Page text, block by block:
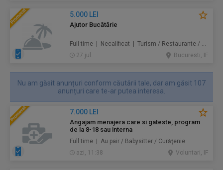
5.000 LEI
Ajutor Bucătărie
Full time | Necalificat | Turism / Restaurante / Hoteluri
27 jul.
Bucuresti, IF
Nu am găsit anunțuri conform căutării tale, dar am găsit 107
anunțuri care te-ar putea interesa.
7.000 LEI
Angajam menajera care si gateste, program
de la 8-18 sau interna
Full time | Au pair / Babysitter / Curăţenie
azi, 11:38
Voluntari, IF